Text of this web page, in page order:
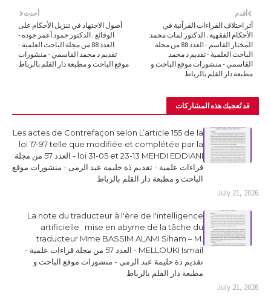
أحدث
أصول الاجتهاد في تنزيل الأحكام على
الوقائع . الدكتور حمود أعمر جوده -
العدد 88 من مجلة الباحث العلمية -
تقديم ذ محمد القاسمي - منشورات
موقع الباحث و مطبعة دار القلم بالرباط
أقدم
أثر اختلاف القراءات القرآنية في
الأحكام الفقهية . الدكتور لمات محمد
المختار القاسم - العدد 88 من مجلة
الباحث العلمية - تقديم ذ محمد
القاسمي - منشورات موقع الباحث و
مطبعة دار القلم بالرباط
قد تُعجبك هذه المشاركات
Les actes de Contrefaçon selon L’article 155 de la
loi 17-97 telle que modifiée et complétée par la
loi 31-05 et 23-13 MEHDI EDDIANI - العدد 57 من مجلة
قراءات علمية - تقديم ذة حليمة عبد الرمى - منشورات موقع
الباحث و مطبعة دار القلم بالرباط
July 21, 2026
La note du traducteur à l'ère de l'intelligence
artificielle : mise en abyme de la tâche du
traducteur Mme BASSIM ALAMI Siham – M.
MELLOUKI Ismail - العدد 57 من مجلة قراءات علمية -
تقديم ذة حليمة عبد الرمى - منشورات موقع الباحث و
مطبعة دار القلم بالرباط
July 21, 2026